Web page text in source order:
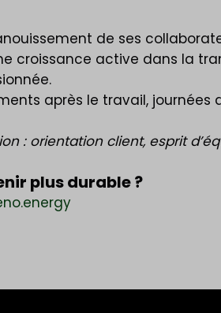
de ses
croissance active dans la
après le travail,
orientation client, esprit
plus durable ?